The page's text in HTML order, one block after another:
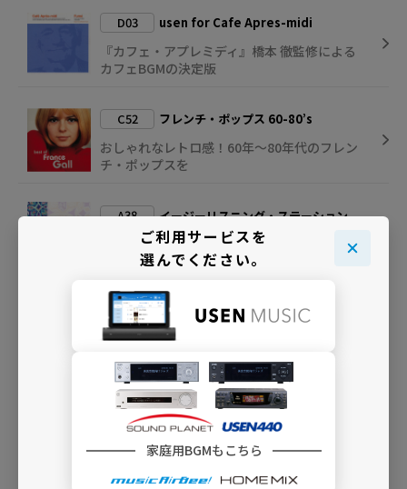
D03 usen for Cafe Apres-midi
『カフェ・アプレミディ』橋本 徹監修による
カフェBGMの決定版
C52 フレンチ・ポップス 60-80’s
おしゃれなレトロ感！60年～80年代のフレン
チ・ポップスを
A38 イージーリスニング・ステーション
T.P.O.に合わせてイージーリスニングを選曲
C03 SOFT ROCK
60～70年代のお洒落なソフト・ロックを集め
ご利用サービスを
選んでください。
家庭用BGMもこちら